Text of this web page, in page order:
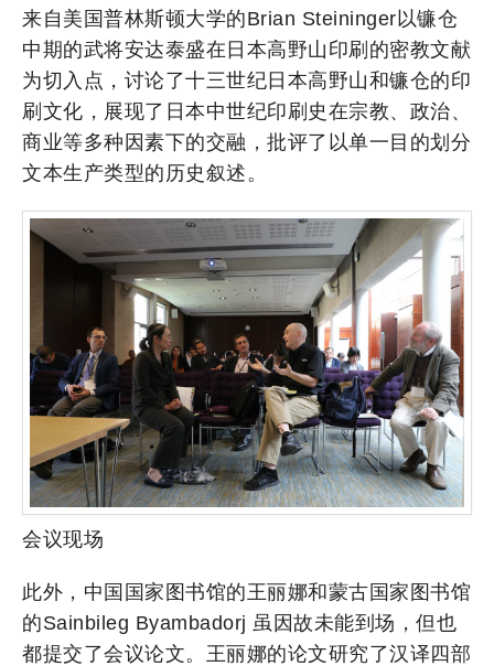
来自美国普林斯顿大学的Brian Steininger以镰仓
中期的武将安达泰盛在日本高野山印刷的密教文献
为切入点，讨论了十三世纪日本高野山和镰仓的印
刷文化，展现了日本中世纪印刷史在宗教、政治、
商业等多种因素下的交融，批评了以单一目的划分
文本生产类型的历史叙述。
会议现场
此外，中国国家图书馆的王丽娜和蒙古国家图书馆
的Sainbileg Byambadorj 虽因故未能到场，但也
都提交了会议论文。王丽娜的论文研究了汉译四部